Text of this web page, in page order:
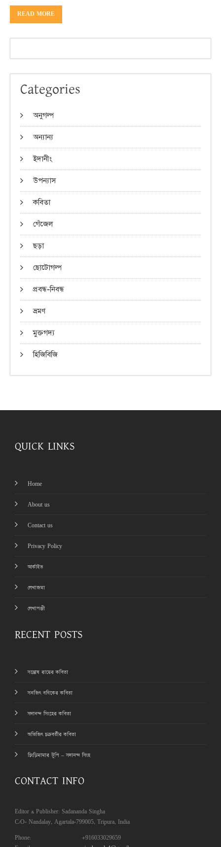
READ MORE
Categories
অনুগল্প
অন্যান্য
ইদানীং
উপন্যাস
কবিতা
গেঁজেল
ছড়া
ছোটোগল্প
প্রবন্ধ-নিবন্ধ
ভ্রমণ
মুক্তগদ্য
হিজিবিজি
QUICK LINKS
Home
About us
Contact us
Privacy Policy
আর্কাইভ
লেখাজমা
লেখাপঞ্জী
RECENT POSTS
সন্তোষ রায়ের কবিতা
সনজিৎ বণিকের কবিতা
সদানন্দ সিংহের কবিতা
অভিজিৎ চক্রবর্তীর কবিতা
চিংড়িমামার টুপি – সদানন্দ সিংহ
CONTACT INFO
Editor & Publisher: Sadananda Singha
C/O- Nandalay, Agartala-799005, Tripura, India
Phone:
+916033029659